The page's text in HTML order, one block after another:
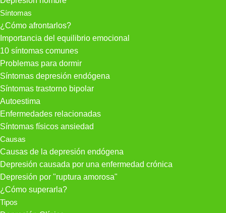
Síntomas
¿Cómo afrontarlos?
Importancia del equilibrio emocional
10 síntomas comunes
Problemas para dormir
Síntomas depresión endógena
Síntomas trastorno bipolar
Autoestima
Enfermedades relacionadas
Síntomas físicos ansiedad
Causas
Causas de la depresión endógena
Depresión causada por una enfermedad crónica
Depresión por "ruptura amorosa"
¿Cómo superarla?
Tipos